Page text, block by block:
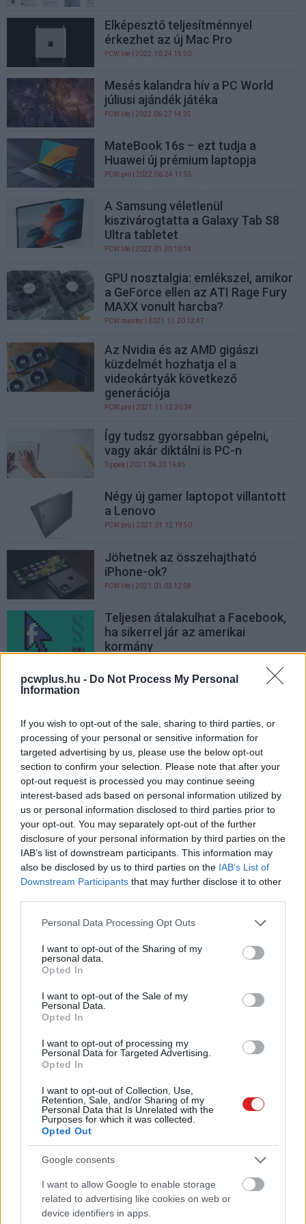
pcwplus.hu - Do Not Process My Personal
Information
If you wish to opt-out of the sale, sharing to third parties, or
processing of your personal or sensitive information for
targeted advertising by us, please use the below opt-out
section to confirm your selection. Please note that after your
opt-out request is processed you may continue seeing
interest-based ads based on personal information utilized by
us or personal information disclosed to third parties prior to
your opt-out. You may separately opt-out of the further
disclosure of your personal information by third parties on the
IAB’s list of downstream participants. This information may
also be disclosed by us to third parties on the IAB’s List of
Downstream Participants that may further disclose it to other
Please note that this website/app uses one or more Google
not limited to your visit or usage behaviour. You may click to
grant or deny consent to Google and its third-party tags to
use your data for below specified purposes in below Google
consent section.
Personal Data Processing Opt Outs
I want to opt-out of the Sharing of my
personal data.
Opted In
I want to opt-out of the Sale of my
Personal Data.
Opted In
I want to opt-out of processing my
Personal Data for Targeted Advertising.
Opted In
I want to opt-out of Collection, Use,
Retention, Sale, and/or Sharing of my
Personal Data that Is Unrelated with the
Purposes for which it was collected.
Opted Out
Google consents
I want to allow Google to enable storage
related to advertising like cookies on web or
device identifiers in apps.
Elképesztő teljesítménnyel
érkezhet az új Mac Pro
PCW.lite | 2022.10.24 15:50
Mesés kalandra hív a PC World
júliusi ajándék játéka
PCW.lite | 2022.06.27 14:35
MateBook 16s – ezt tudja a
Huawei új prémium laptopja
PCW.pro | 2022.06.24 11:55
A Samsung véletlenül
kiszivárogtatta a Galaxy Tab S8
Ultra tabletet
PCW.lite | 2022.01.20 10:14
GPU nosztalgia: emlékszel, amikor
a GeForce ellen az ATI Rage Fury
MAXX vonult harcba?
PCW.master | 2021.11.20 12:47
Az Nvidia és az AMD gigászi
küzdelmét hozhatja el a
videokártyák következő
generációja
PCW.pro | 2021.11.12 20:34
Így tudsz gyorsabban gépelni,
vagy akár diktálni is PC-n
Tippek | 2021.06.23 16:45
Négy új gamer laptopot villantott
a Lenovo
PCW.pro | 2021.01.12 19:50
Jöhetnek az összehajtható
iPhone-ok?
PCW.lite | 2021.01.03 12:58
Teljesen átalakulhat a Facebook,
ha sikerrel jár az amerikai
kormány
Megjelent a Facebook Messenger
Szuperszámítógépek dolgoznak a
koronavírus megfékezésén
PCW.lite| 2020.03.24 15:31
Napi nem-hiszed-el: a YouTube
kiválóan bikicsunájozik
PCW.lite| 2020.02.01 09:59
16 GB memóriával és 5G-vel
támadhat a Xiaomi új gamer
mobilja
Elég drága lesz, de idén érkezik a
Lenovo összehajtható laptopja
Androidra költözik a GeForce Now
PCW.pro| 2019.04.03 11:00
Itt egy elegáns monitor pimasz
Meghallgattuk, mi van az átlagos
hangzáson túl
PCW.lite| 2018.09.04 13:30